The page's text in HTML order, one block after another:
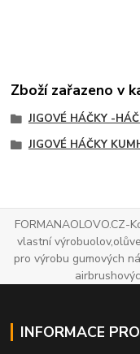
Zboží zařazeno v
JIGOVÉ HÁČKY -
JIGOVÉ HÁČKY
vlastní
pro výrobu gumových
INFORMACE